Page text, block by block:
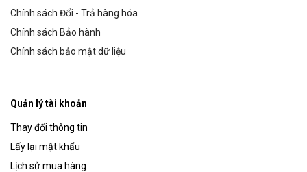
Chính sách Đổi - Trả hàng hóa
Chính sách Bảo hành
Chính sách bảo mật dữ liệu
Quản lý tài khoản
Thay đổi thông tin
Lấy lại mật khẩu
Lịch sử mua hàng